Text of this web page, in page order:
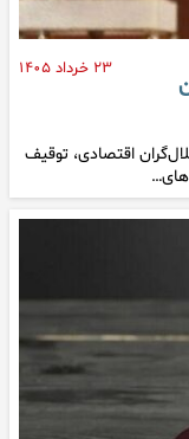
۲۳ خرداد ۱۴۰۵
اقتصادی، توقیف